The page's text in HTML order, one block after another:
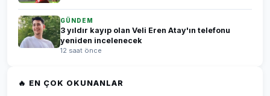
GÜNDEM
3 yıldır kayıp olan Veli Eren Atay'ın telefonu
yeniden incelenecek
12 saat önce
🔥 EN ÇOK OKUNANLAR